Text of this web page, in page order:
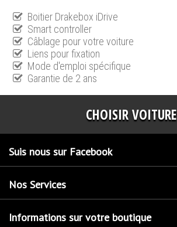
Boitier Drakebox iDrive
Smart controller
Câblage pour votre voiture
Liens pour fixation
Mode d'emploi spécifique
Garantie de 2 ans
CHOISIR VOITURE
Suis nous sur Facebook
Nos Services
Informations sur votre boutique